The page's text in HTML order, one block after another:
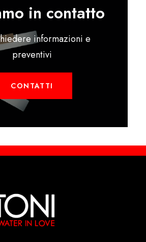
in contatto
informazioni e
preventivi
CONTATTI